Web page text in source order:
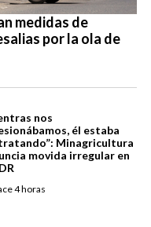
medidas de
por la ola de
nos
él estaba
Minagricultura
movida irregular en
4 horas